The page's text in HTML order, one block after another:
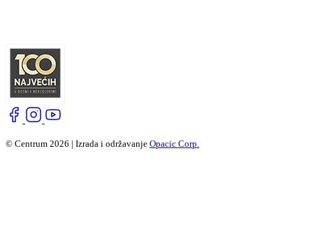
© Centrum 2026 | Izrada i održavanje Opacic Corp.